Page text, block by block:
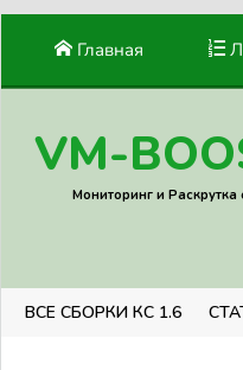
Главная
VM-
Мониторинг и Раскрутка
ВСЕ СБОРКИ КС 1.6